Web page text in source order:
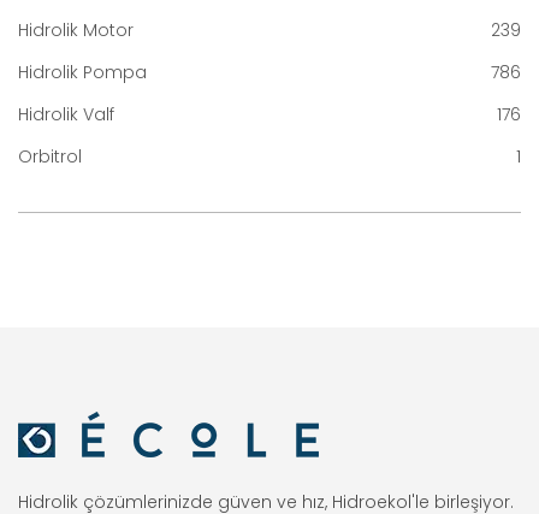
Hidrolik Motor
239
Hidrolik Pompa
786
Hidrolik Valf
176
Orbitrol
1
Hidrolik çözümlerinizde güven ve hız, Hidroekol'le birleşiyor.